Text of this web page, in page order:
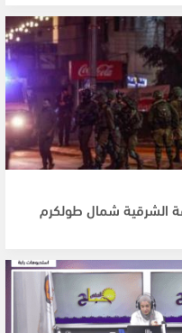
الشرقية شمال طولكرم